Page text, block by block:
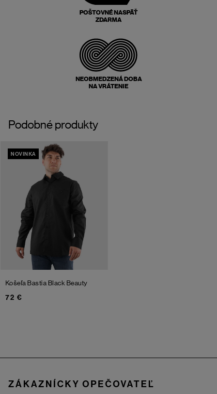
POŠTOVNÉ NASPÄŤ
ZDARMA
NEOBMEDZENÁ DOBA
NA VRÁTENIE
Podobné produkty
NOVINKA
Košeľa Bastia Black Beauty
72 €
ZÁKAZNÍCKY OPEČOVATEĽ